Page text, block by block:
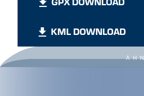
KML DOWNLOAD